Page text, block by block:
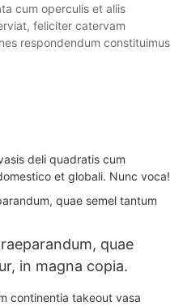
cum operculis et aliis
feliciter catervam
respondendum constituimus
deli quadratis cum
et globali. Nunc voca!
quae
in magna copia.